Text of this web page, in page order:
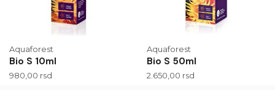
Aquaforest
Bio S 10ml
980,00 rsd
Aquaforest
Bio S 50ml
2.650,00 rsd